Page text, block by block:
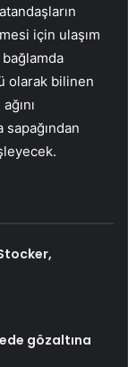
için ulaşım
bağlamda
olarak bilinen
sapağından
gözaltına